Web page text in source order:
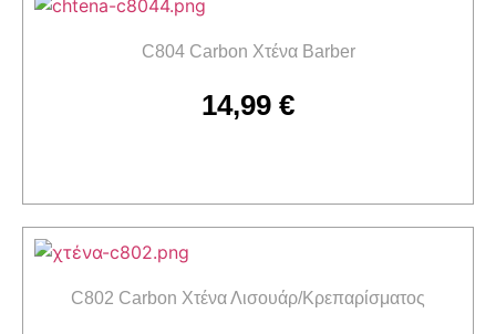
C804 Carbon Χτένα Barber
14,99 €
C802 Carbon Χτένα Λισουάρ/Κρεπαρίσματος